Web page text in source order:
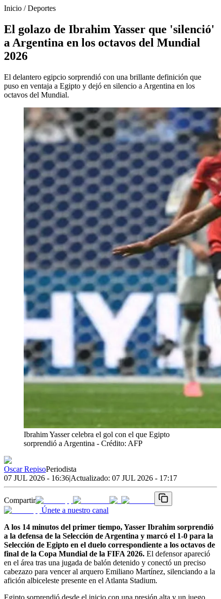
Inicio /Deportes
El golazo de Ibrahim Yasser que 'silenció'
a Argentina en los octavos del Mundial
2026
El delantero egipcio sorprendió con una brillante definición que
puso en ventaja a Egipto y dejó en silencio a Argentina en los
octavos del Mundial.
Ibrahim Yasser celebra el gol con el que Egipto
sorprendió a Argentina - Crédito: AFP
Oscar RepisoPeriodista
07 JUL 2026 - 16:36|Actualizado: 07 JUL 2026 - 17:17
Compartir
Únete a nuestro canal
A los 14 minutos del primer tiempo, Yasser Ibrahim sorprendió
a la defensa de la Selección de Argentina y marcó el 1-0 para la
Selección de Egipto en el duelo correspondiente a los octavos de
final de la Copa Mundial de la FIFA 2026. El defensor apareció
en el área tras una jugada de balón detenido y conectó un preciso
cabezazo para vencer al arquero Emiliano Martínez, silenciando a la
afición albiceleste presente en el Atlanta Stadium.
Egipto sorprendió desde el inicio con una presión alta y un juego